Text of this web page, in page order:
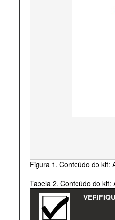
Figura 1. Conteúdo do kit:
Tabela 2. Conteúdo do